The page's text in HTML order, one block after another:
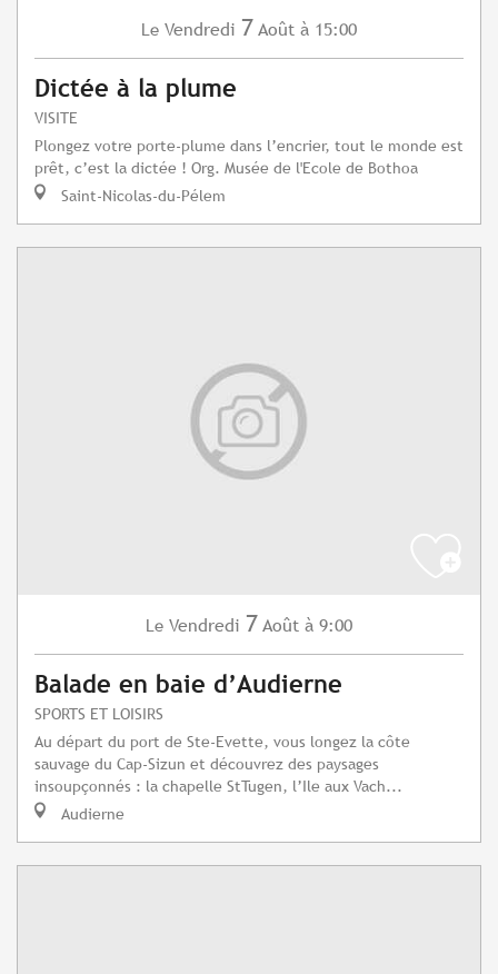
Le Vendredi 7 Août à 15:00
Dictée à la plume
VISITE
Plongez votre porte-plume dans l’encrier, tout le monde est
prêt, c’est la dictée ! Org. Musée de l'Ecole de Bothoa
Saint-Nicolas-du-Pélem
Le Vendredi 7 Août à 9:00
Balade en baie d’Audierne
SPORTS ET LOISIRS
Au départ du port de Ste-Evette, vous longez la côte
sauvage du Cap-Sizun et découvrez des paysages
insoupçonnés : la chapelle StTugen, l’Ile aux Vach...
Audierne